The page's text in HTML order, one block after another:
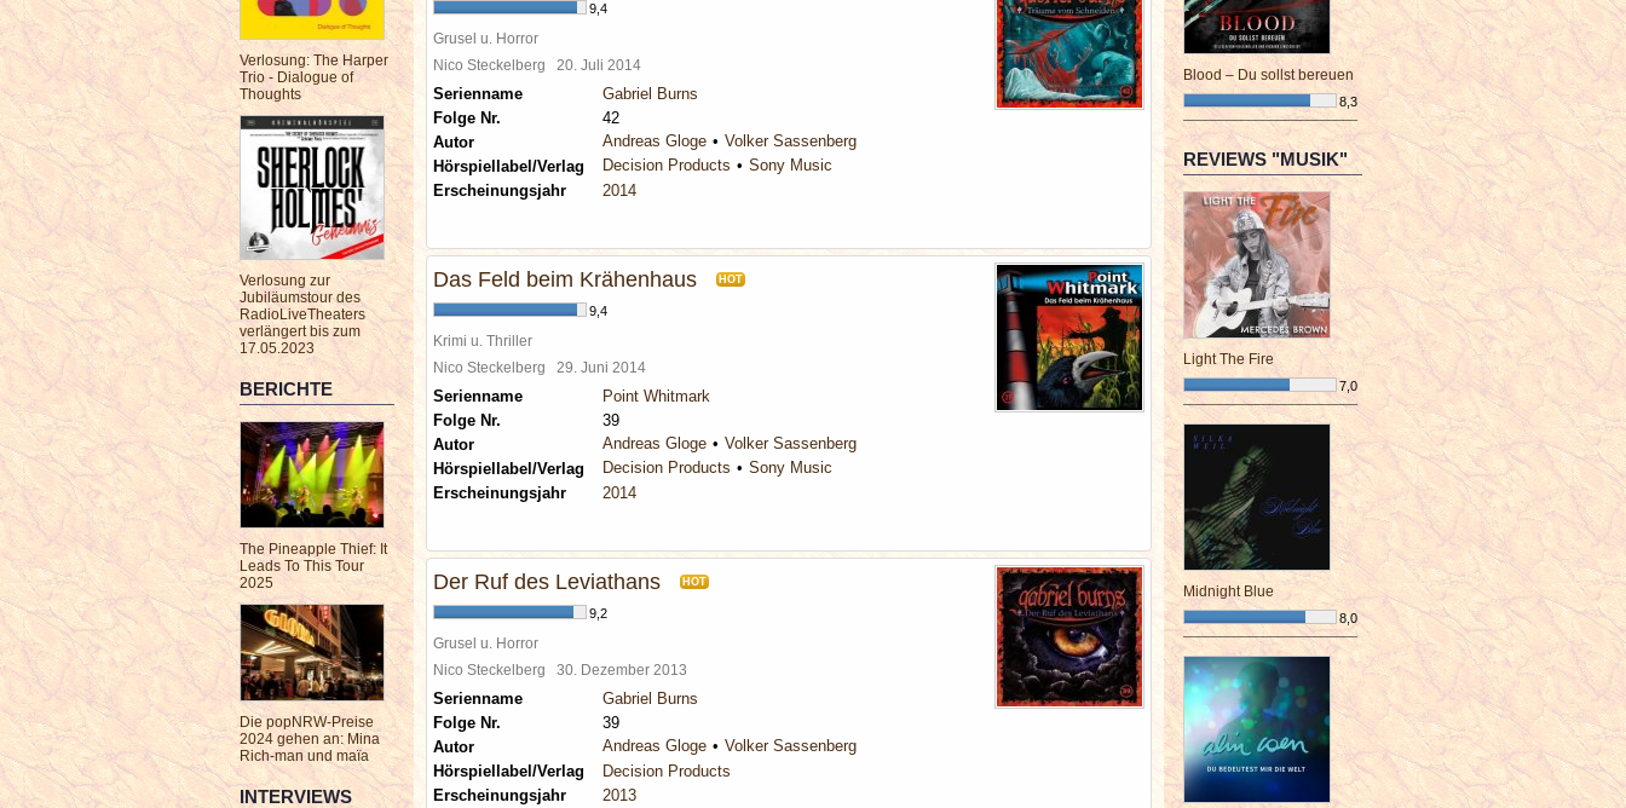
Verlosung: The Harper
Trio - Dialogue of
Thoughts
Verlosung zur
Jubiläumstour des
RadioLiveTheaters
verlängert bis zum
17.05.2023
BERICHTE
The Pineapple Thief: It
Leads To This Tour
2025
Die popNRW-Preise
2024 gehen an: Mina
Rich-man und maïa
INTERVIEWS
9,4
Grusel u. Horror
Nico Steckelberg 20. Juli 2014
Serienname
Gabriel Burns
Folge Nr.
42
Autor
Andreas Gloge
Volker Sassenberg
Hörspiellabel/Verlag
Decision Products
Sony Music
Erscheinungsjahr
2014
Das Feld beim Krähenhaus HOT
9,4
Krimi u. Thriller
Nico Steckelberg 29. Juni 2014
Serienname
Point Whitmark
Folge Nr.
39
Autor
Andreas Gloge
Volker Sassenberg
Hörspiellabel/Verlag
Decision Products
Sony Music
Erscheinungsjahr
2014
Der Ruf des Leviathans HOT
9,2
Grusel u. Horror
Nico Steckelberg 30. Dezember 2013
Serienname
Gabriel Burns
Folge Nr.
39
Autor
Andreas Gloge
Volker Sassenberg
Hörspiellabel/Verlag
Decision Products
Erscheinungsjahr
2013
Blood – Du sollst bereuen
8,3
¯¯¯¯¯¯¯¯¯¯¯¯¯¯¯¯¯¯¯¯¯¯¯¯
REVIEWS "MUSIK"
Light The Fire
7,0
¯¯¯¯¯¯¯¯¯¯¯¯¯¯¯¯¯¯¯¯¯¯¯¯
Midnight Blue
8,0
¯¯¯¯¯¯¯¯¯¯¯¯¯¯¯¯¯¯¯¯¯¯¯¯